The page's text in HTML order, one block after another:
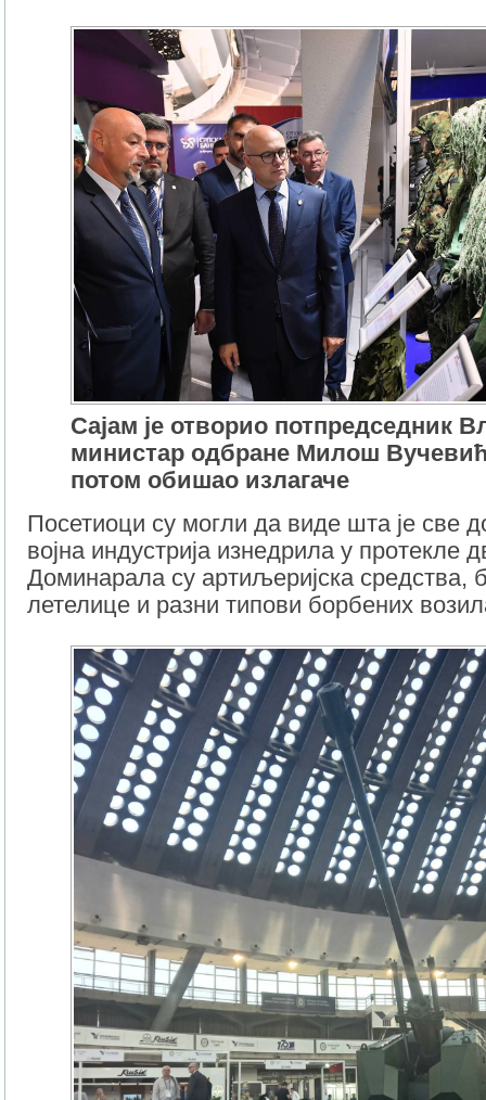
Сајам је отворио потпредседник
министар одбране Милош Вучевић,
потом обишао излагаче
Посетиоци су могли да виде шта је све
војна индустрија изнедрила у протекле
Доминарала су артиљеријска средства,
летелице и разни типови борбених